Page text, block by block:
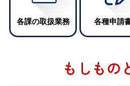
生活扶助基準改定に関する最
保護費の追加給付について
くらし
【更新】筑西市プレミアム商
各課の取扱業務 各種申請
もしもの